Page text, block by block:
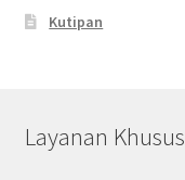
Kutipan
Layanan Khusus